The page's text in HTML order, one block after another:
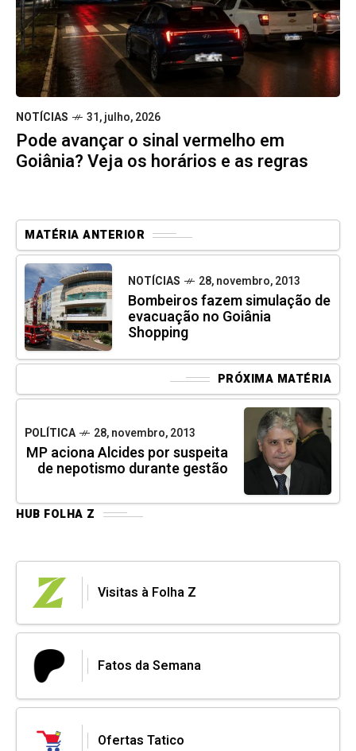
NOTÍCIAS 31, julho, 2026
Pode avançar o sinal vermelho em
Goiânia? Veja os horários e as regras
MATÉRIA ANTERIOR
NOTÍCIAS 28, novembro, 2013
Bombeiros fazem simulação de
evacuação no Goiânia
Shopping
PRÓXIMA MATÉRIA
POLÍTICA 28, novembro, 2013
MP aciona Alcides por suspeita
de nepotismo durante gestão
HUB FOLHA Z
Visitas à Folha Z
Fatos da Semana
Ofertas Tatico